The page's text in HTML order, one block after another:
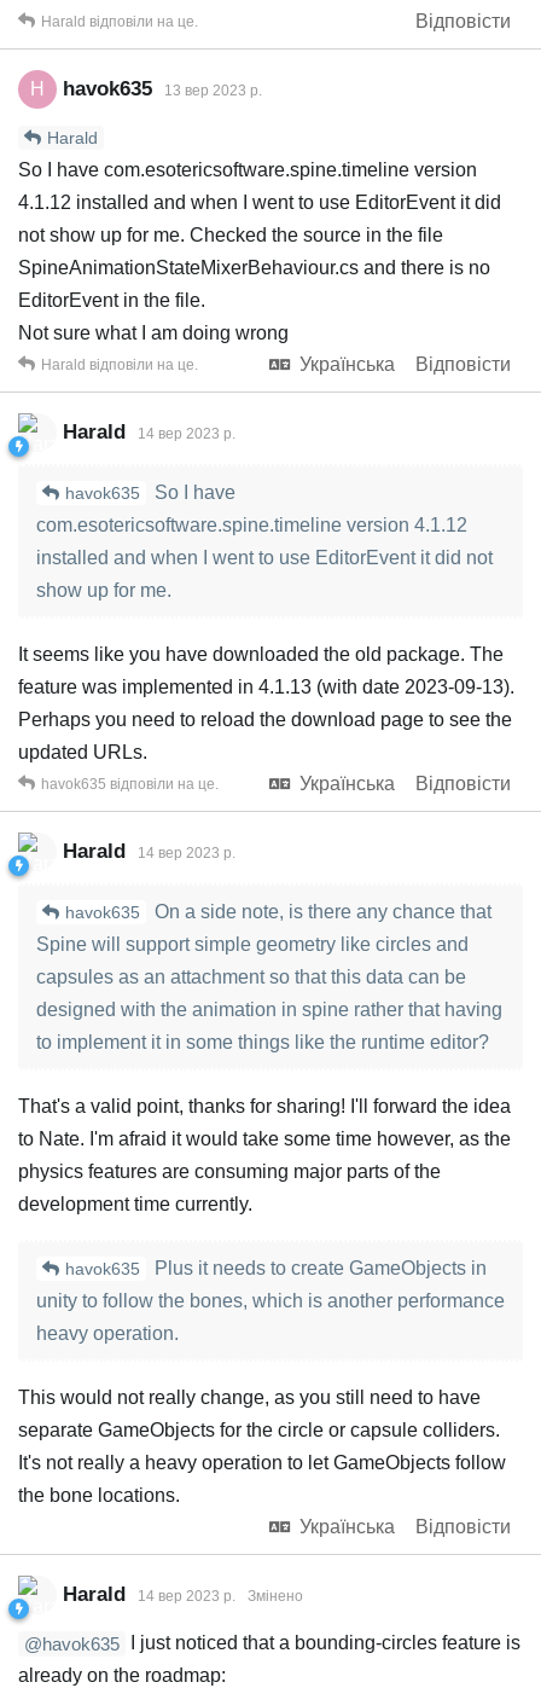
Відповісти
Harald відповіли на це.
H havok635 13 вер 2023 р.
Harald
So I have com.esotericsoftware.spine.timeline version
4.1.12 installed and when I went to use EditorEvent it did
not show up for me. Checked the source in the file
SpineAnimationStateMixerBehaviour.cs and there is no
EditorEvent in the file.
Not sure what I am doing wrong
Українська
Відповісти
Harald відповіли на це.
Harald 14 вер 2023 р.
havok635
So I have
com.esotericsoftware.spine.timeline version 4.1.12
installed and when I went to use EditorEvent it did not
show up for me.
It seems like you have downloaded the old package. The
feature was implemented in 4.1.13 (with date 2023-09-13).
Perhaps you need to reload the download page to see the
updated URLs.
Українська
Відповісти
havok635 відповіли на це.
Harald 14 вер 2023 р.
havok635
On a side note, is there any chance that
Spine will support simple geometry like circles and
capsules as an attachment so that this data can be
designed with the animation in spine rather that having
to implement it in some things like the runtime editor?
That's a valid point, thanks for sharing! I'll forward the idea
to Nate. I'm afraid it would take some time however, as the
physics features are consuming major parts of the
development time currently.
havok635
Plus it needs to create GameObjects in
unity to follow the bones, which is another performance
heavy operation.
This would not really change, as you still need to have
separate GameObjects for the circle or capsule colliders.
It's not really a heavy operation to let GameObjects follow
the bone locations.
Українська
Відповісти
Harald 14 вер 2023 р. Змінено
@havok635
I just noticed that a bounding-circles feature is
already on the roadmap: